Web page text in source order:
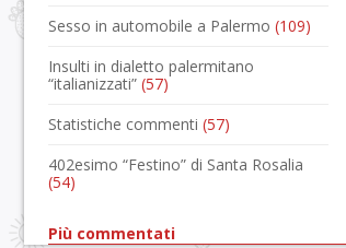
Sesso in automobile a Palermo (109)
Insulti in dialetto palermitano
“italianizzati” (57)
Statistiche commenti (57)
402esimo “Festino” di Santa Rosalia
(54)
Più commentati